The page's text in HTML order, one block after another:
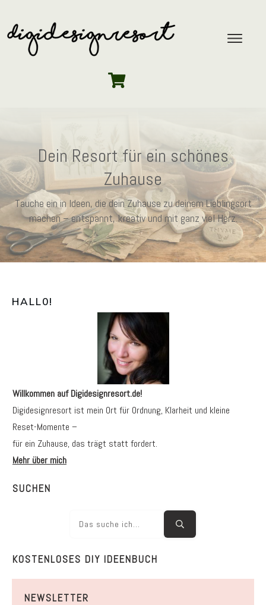
Dein Resort für ein schönes
Zuhause
Tauche ein in Ideen, die dein Zuhause zu deinem Lieblingsort
machen – entspannt, kreativ und mit ganz viel Herz.
HALL0!
Willkommen auf Digidesignresort.de!
Digidesignresort ist mein Ort für Ordnung, Klarheit und kleine
Reset-Momente –
für ein Zuhause, das trägt statt fordert.
Mehr über mich
SUCHEN
KOSTENLOSES DIY IDEENBUCH
NEWSLETTER